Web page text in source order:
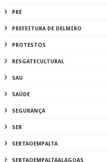
PRE
PREFEITURA DE DELMIRO
PROTESTOS
RESGATECULTURAL
SAU
SAÚDE
SEGURANÇA
SER
SERTAOEMPALTA
SERTAOEMPALTAALAGOAS